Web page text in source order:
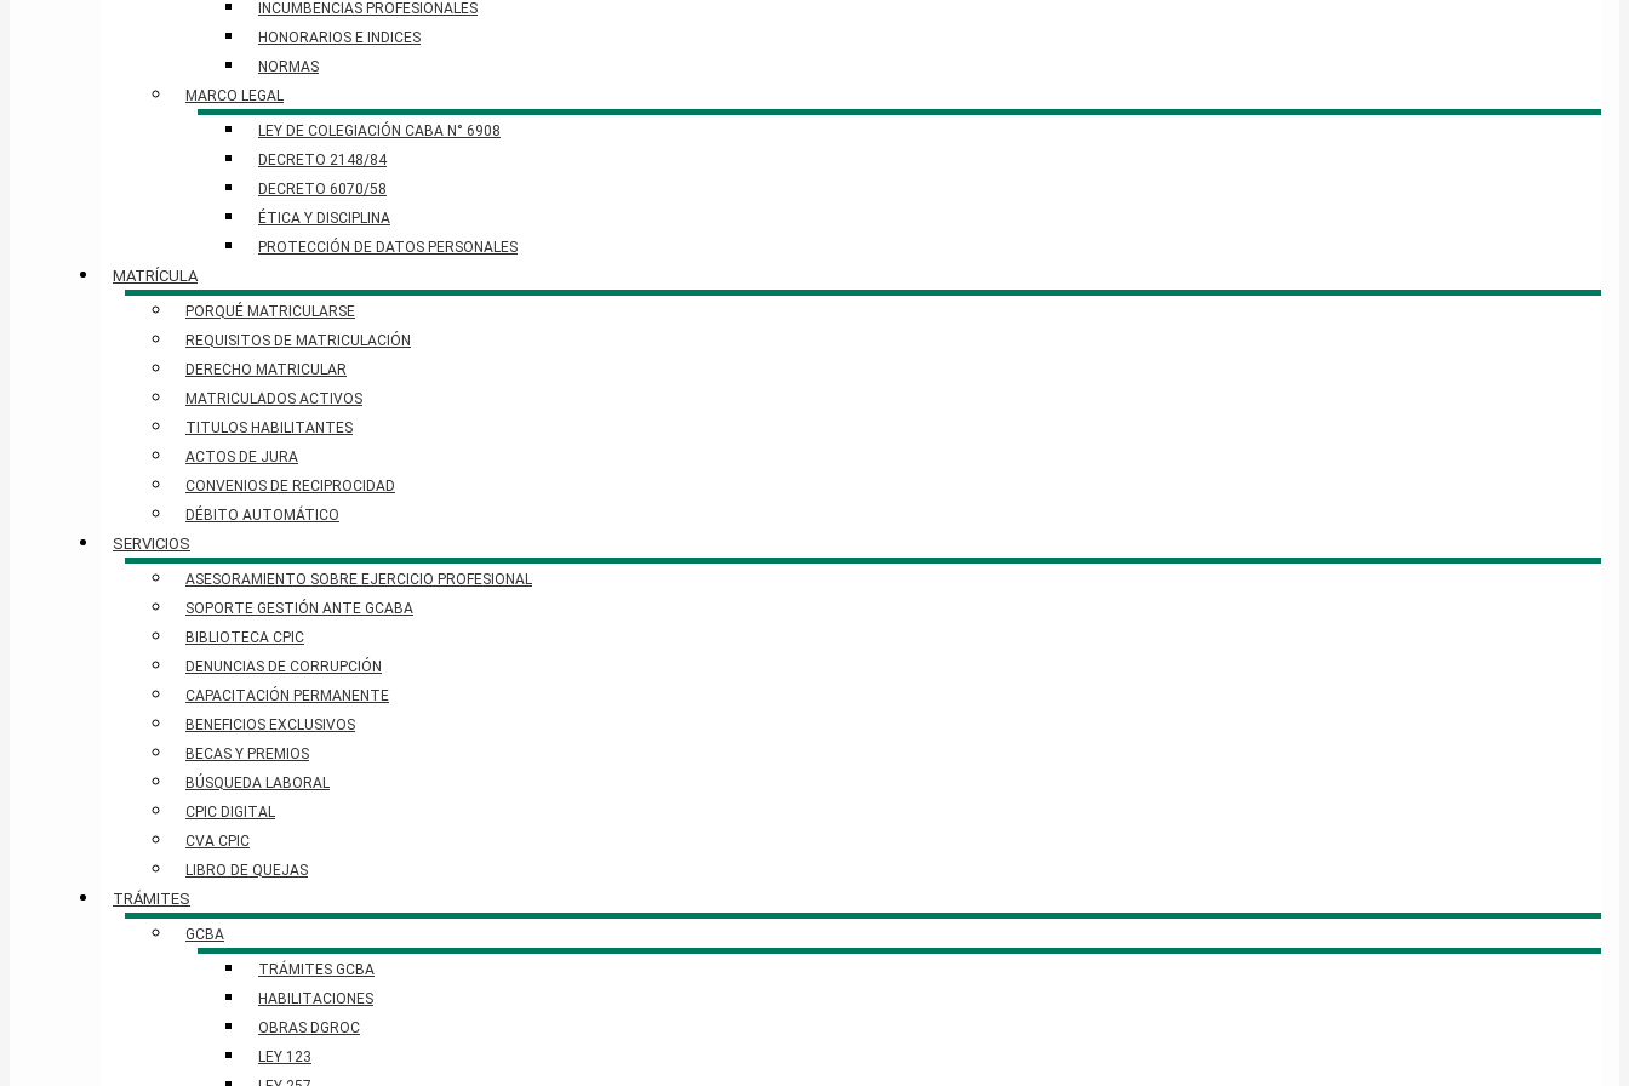
INCUMBENCIAS PROFESIONALES
HONORARIOS E INDICES
NORMAS
MARCO LEGAL
LEY DE COLEGIACIÓN CABA N° 6908
DECRETO 2148/84
DECRETO 6070/58
ÉTICA Y DISCIPLINA
PROTECCIÓN DE DATOS PERSONALES​
MATRÍCULA
PORQUÉ MATRICULARSE
REQUISITOS DE MATRICULACIÓN
DERECHO MATRICULAR
MATRICULADOS ACTIVOS
TITULOS HABILITANTES
ACTOS DE JURA
CONVENIOS DE RECIPROCIDAD
DÉBITO AUTOMÁTICO
SERVICIOS
ASESORAMIENTO SOBRE EJERCICIO PROFESIONAL
SOPORTE GESTIÓN ANTE GCABA
BIBLIOTECA CPIC
DENUNCIAS DE CORRUPCIÓN
CAPACITACIÓN PERMANENTE
BENEFICIOS EXCLUSIVOS
BECAS Y PREMIOS
BÚSQUEDA LABORAL​
CPIC DIGITAL
CVA CPIC
LIBRO DE QUEJAS
TRÁMITES
GCBA
TRÁMITES GCBA
HABILITACIONES
OBRAS DGROC
LEY 123